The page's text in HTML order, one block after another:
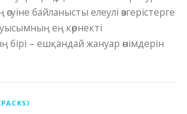
байланысты елеулі өзгерістерге
ең көрнекті
– ешқандай жануар өнімдерін